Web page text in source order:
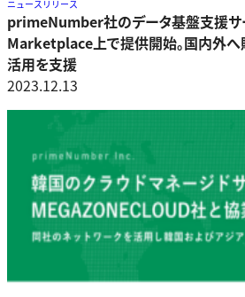
ニュースリリース
primeNumber社のデータ基盤支援サ
Marketplace上で提供開始。国内外へ
活用を支援
2023.12.13